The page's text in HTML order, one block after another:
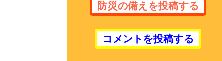
防災の備えを投稿する
コメントを投稿する